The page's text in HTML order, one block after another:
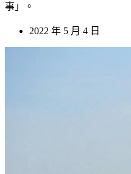
事」。
2022 年 5 月 4 日